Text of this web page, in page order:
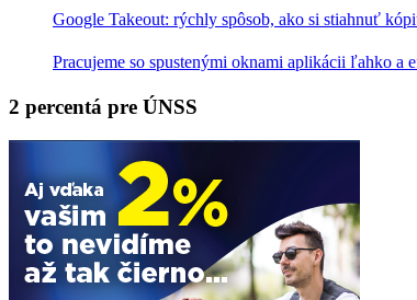
Google Takeout: rýchly spôsob, ako si stiahnuť
Pracujeme so spustenými oknami aplikácii ľahko a
2 percentá pre ÚNSS